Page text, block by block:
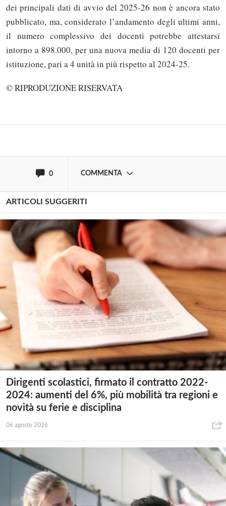
dei principali dati di avvio del 2025-26 non è ancora stato
pubblicato, ma, considerato l’andamento degli ultimi anni,
il numero complessivo dei docenti potrebbe attestarsi
intorno a 898.000, per una nuova media di 120 docenti per
istituzione, pari a 4 unità in più rispetto al 2024-25.
© RIPRODUZIONE RISERVATA
0 COMMENTA
Solo gli utenti registrati possono
commentare!
ARTICOLI SUGGERITI
Dirigenti scolastici, firmato il contratto 2022-
2024: aumenti del 6%, più mobilità tra regioni e
novità su ferie e disciplina
06 agosto 2026